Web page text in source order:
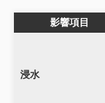
影響項目
浸水